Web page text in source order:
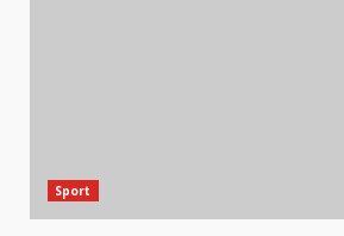
Sport